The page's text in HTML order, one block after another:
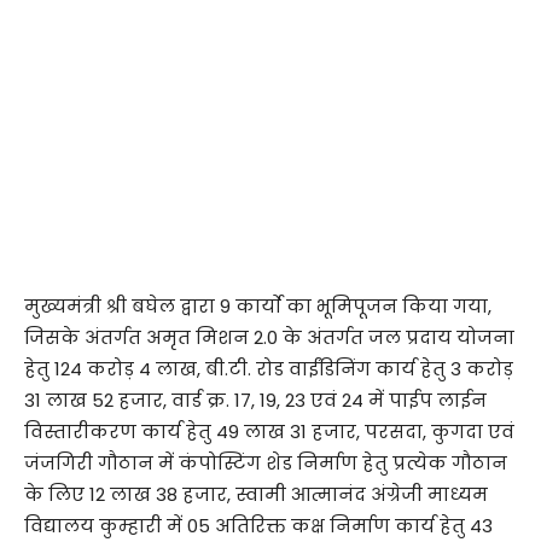
मुख्यमंत्री श्री बघेल द्वारा 9 कार्याे का भूमिपूजन किया गया,
जिसके अंतर्गत अमृत मिशन 2.0 के अंतर्गत जल प्रदाय योजना
हेतु 124 करोड़ 4 लाख, बी.टी. रोड वाईंडिनिंग कार्य हेतु 3 करोड़
31 लाख 52 हजार, वार्ड क्र. 17, 19, 23 एवं 24 में पाईप लाईन
विस्तारीकरण कार्य हेतु 49 लाख 31 हजार, परसदा, कुगदा एवं
जंजगिरी गौठान में कंपोस्टिंग शेड निर्माण हेतु प्रत्येक गौठान
के लिए 12 लाख 38 हजार, स्वामी आत्मानंद अंग्रेजी माध्यम
विद्यालय कुम्हारी में 05 अतिरिक्त कक्ष निर्माण कार्य हेतु 43